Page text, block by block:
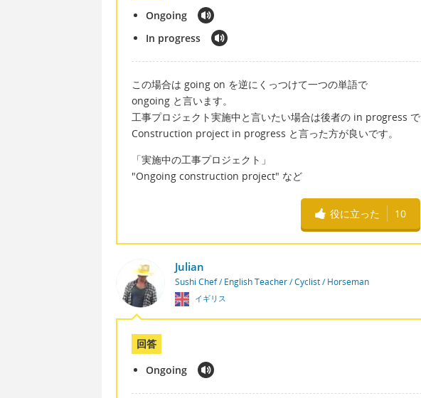
Ongoing
In progress
この場合は going on を逆にくっつけて一つの単語で
ongoing と言います。
工事プロジェクト実施中と言いたい場合は後者の in progress で
Construction project in progress と言った方が良いです。
「実施中の工事プロジェクト」
"Ongoing construction project" など
役に立った 10
Julian
Sushi Chef / English Teacher / Cyclist / Horseman
イギリス
回答
Ongoing